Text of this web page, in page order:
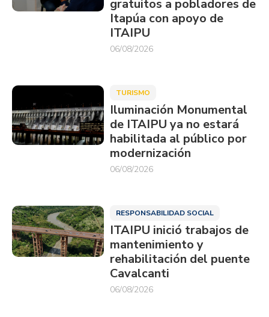
gratuitos a pobladores de
Itapúa con apoyo de
ITAIPU
06/08/2026
TURISMO
Iluminación Monumental
de ITAIPU ya no estará
habilitada al público por
modernización
06/08/2026
RESPONSABILIDAD SOCIAL
ITAIPU inició trabajos de
mantenimiento y
rehabilitación del puente
Cavalcanti
06/08/2026